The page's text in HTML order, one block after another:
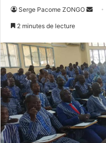
Serge Pacome ZONGO
o
y
e
r
u
n
c
o
2 minutes de lecture